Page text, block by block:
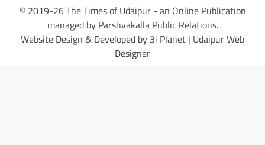
© 2019-26 The Times of Udaipur - an Online Publication
managed by Parshvakalla Public Relations.
Website Design & Developed by 3i Planet | Udaipur Web
Designer